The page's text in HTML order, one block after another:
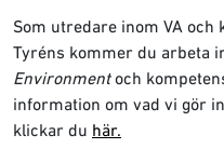
Som utredare inom VA och
Tyréns kommer du arbeta
Environmentoch
information om vad vi gör
klickar du här.